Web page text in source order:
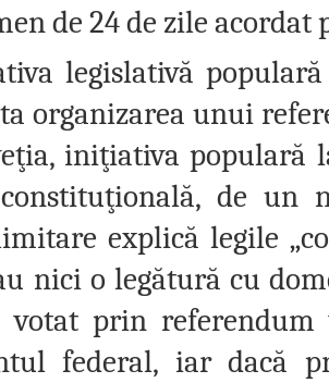
de 24 de zile
legislativă
organizarea unui
iniţiativa populară
de un
explică legile
nici o legătură cu
votat prin
federal, iar dacă